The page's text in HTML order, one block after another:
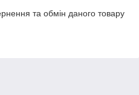
та обмін даного товару